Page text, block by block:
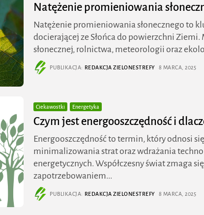
Natężenie promieniowania
Natężenie promieniowania słonecznego to
docierającej ze Słońca do powierzchni
słonecznej, rolnictwa, meteorologii oraz
PUBLIKACJA: REDAKCJA ZIELONESTREFY 8 MARCA, 2025
Ciekawostki Energetyka
Czym jest energooszczędność i
Energooszczędność to termin, który odnosi
minimalizowania strat oraz wdrażania
energetycznych. Współczesny świat zmaga
zapotrzebowaniem...
PUBLIKACJA: REDAKCJA ZIELONESTREFY 8 MARCA, 2025